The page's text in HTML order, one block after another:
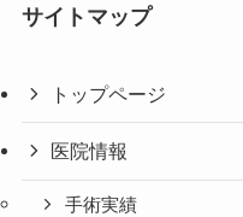
サイトマップ
トップページ
医院情報
手術実績